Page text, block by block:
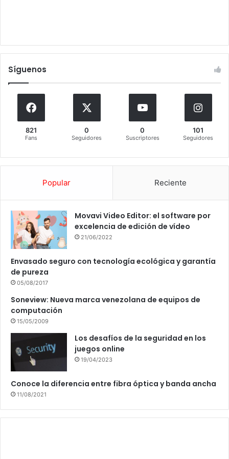
Síguenos
821
Fans
0
Seguidores
0
Suscriptores
101
Seguidores
Popular Reciente
Movavi Video Editor: el software por
excelencia de edición de vídeo
21/06/2022
Envasado seguro con tecnología ecológica y garantía
de pureza
05/08/2017
Soneview: Nueva marca venezolana de equipos de
computación
15/05/2009
Los desafíos de la seguridad en los
juegos online
19/04/2023
Conoce la diferencia entre fibra óptica y banda ancha
11/08/2021